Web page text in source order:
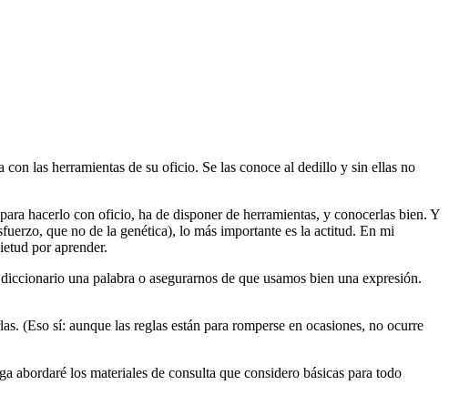
las herramientas de su oficio. Se las conoce al dedillo y sin ellas no
hacerlo con oficio, ha de disponer de herramientas, y conocerlas bien. Y
que no de la genética), lo más importante es la actitud. En mi
por aprender.
una palabra o asegurarnos de que usamos bien una expresión.
(Eso sí: aunque las reglas están para romperse en ocasiones, no ocurre
abordaré los materiales de consulta que considero básicas para todo